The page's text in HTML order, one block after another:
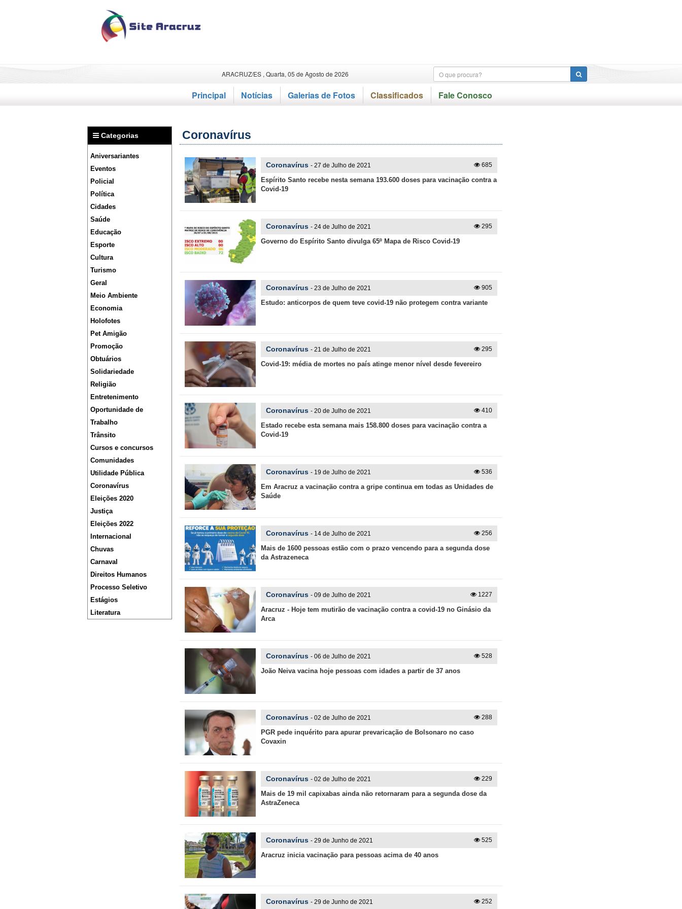
ARACRUZ/ES , Quarta, 05 de Agosto de 2026
Principal Notícias Galerias de Fotos Classificados Fale Conosco
Categorias
Aniversariantes
Eventos
Policial
Política
Cidades
Saúde
Educação
Esporte
Cultura
Turismo
Geral
Meio Ambiente
Economia
Holofotes
Pet Amigão
Promoção
Obtuários
Solidariedade
Religião
Entretenimento
Oportunidade de
Trabalho
Trânsito
Cursos e concursos
Comunidades
Utilidade Pública
Coronavírus
Eleições 2020
Justiça
Eleições 2022
Internacional
Chuvas
Carnaval
Direitos Humanos
Processo Seletivo
Estágios
Literatura
Coronavírus
685
Coronavírus - 27 de Julho de 2021
Espírito Santo recebe nesta semana 193.600 doses para vacinação contra a
Covid-19
295
Coronavírus - 24 de Julho de 2021
Governo do Espírito Santo divulga 65º Mapa de Risco Covid-19
905
Coronavírus - 23 de Julho de 2021
Estudo: anticorpos de quem teve covid-19 não protegem contra variante
295
Coronavírus - 21 de Julho de 2021
Covid-19: média de mortes no país atinge menor nível desde fevereiro
410
Coronavírus - 20 de Julho de 2021
Estado recebe esta semana mais 158.800 doses para vacinação contra a
Covid-19
536
Coronavírus - 19 de Julho de 2021
Em Aracruz a vacinação contra a gripe continua em todas as Unidades de
Saúde
256
Coronavírus - 14 de Julho de 2021
Mais de 1600 pessoas estão com o prazo vencendo para a segunda dose
da Astrazeneca
1227
Coronavírus - 09 de Julho de 2021
Aracruz - Hoje tem mutirão de vacinação contra a covid-19 no Ginásio da
Arca
528
Coronavírus - 06 de Julho de 2021
João Neiva vacina hoje pessoas com idades a partir de 37 anos
288
Coronavírus - 02 de Julho de 2021
PGR pede inquérito para apurar prevaricação de Bolsonaro no caso
Covaxin
229
Coronavírus - 02 de Julho de 2021
Mais de 19 mil capixabas ainda não retornaram para a segunda dose da
AstraZeneca
525
Coronavírus - 29 de Junho de 2021
Aracruz inicia vacinação para pessoas acima de 40 anos
252
Coronavírus - 29 de Junho de 2021